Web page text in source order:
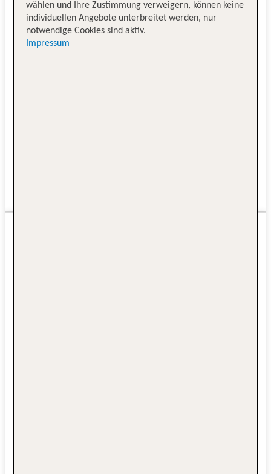
wählen und Ihre Zustimmung verweigern, können keine
individuellen Angebote unterbreitet werden, nur
notwendige Cookies sind aktiv.
Impressum